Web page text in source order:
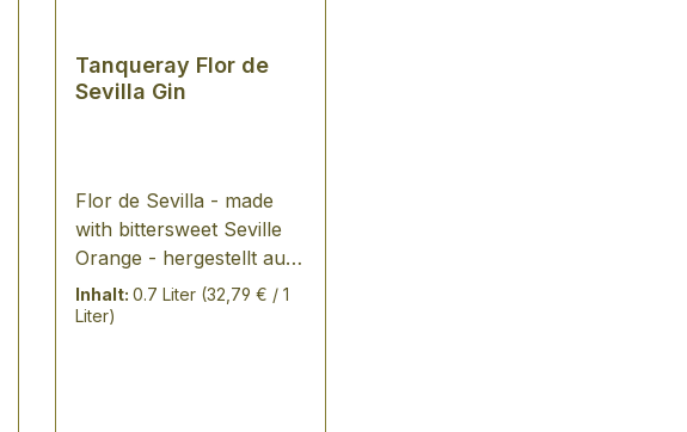
Tanqueray Flor de
Sevilla Gin
Flor de Sevilla - made
with bittersweet Seville
Orange - hergestellt aus
bittersüßen Orangen aus
Sevilla TASTING
Inhalt:0.7 Liter (32,79 € / 1
Liter)